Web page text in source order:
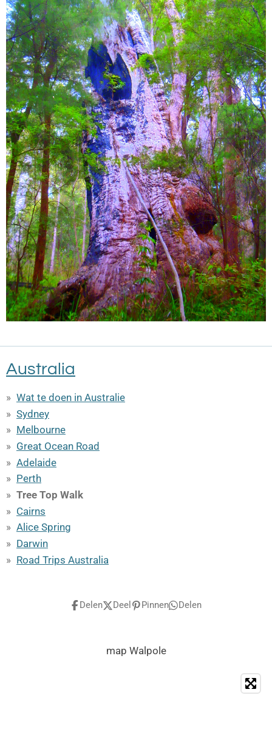
Australia
Wat te doen in Australie
Sydney
Melbourne
Great Ocean Road
Adelaide
Perth
Tree Top Walk
Cairns
Alice Spring
Darwin
Road Trips Australia
Delen Deel Pinnen Delen
map Walpole